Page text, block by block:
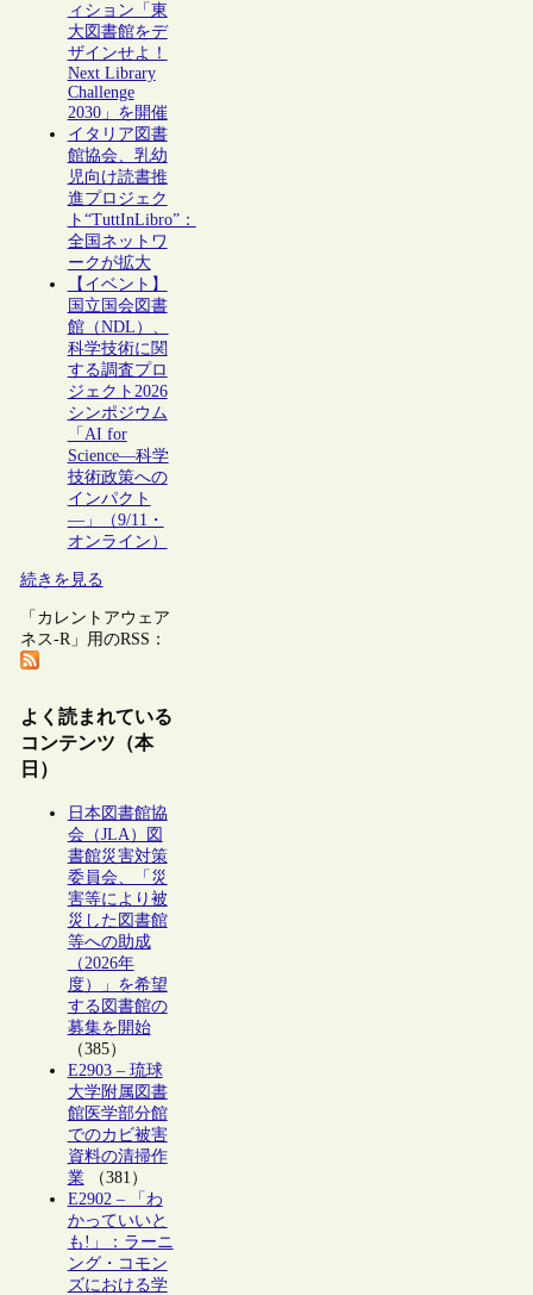
ィション「東
大図書館をデ
ザインせよ！
Next Library
Challenge
2030」を開催
イタリア図書
館協会、乳幼
児向け読書推
進プロジェク
ト“TuttInLibro”：
全国ネットワ
ークが拡大
【イベント】
国立国会図書
館（NDL）、
科学技術に関
する調査プロ
ジェクト2026
シンポジウム
「AI for
Science―科学
技術政策への
インパクト
―」（9/11・
オンライン）
続きを見る
「カレントアウェア
ネス-R」用のRSS：
よく読まれている
コンテンツ（本
日）
日本図書館協
会（JLA）図
書館災害対策
委員会、「災
害等により被
災した図書館
等への助成
（2026年
度）」を希望
する図書館の
募集を開始
（385）
E2903 – 琉球
大学附属図書
館医学部分館
でのカビ被害
資料の清掃作
業（381）
E2902 – 「わ
かっていいと
も!」：ラーニ
ング・コモン
ズにおける学